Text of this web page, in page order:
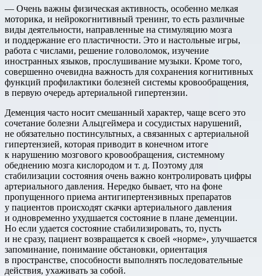
— Очень важны физическая активность, особенно мелкая
моторика, и нейрокогнитивный тренинг, то есть различные
виды деятельности, направленные на стимуляцию мозга
и поддержание его пластичности. Это и настольные игры,
работа с числами, решение головоломок, изучение
иностранных языков, прослушивание музыки. Кроме того,
совершенно очевидна важность для сохранения когнитивных
функций профилактики болезней системы кровообращения,
в первую очередь артериальной гипертензии.
Деменция часто носит смешанный характер, чаще всего это
сочетание болезни Альцгеймера и сосудистых нарушений,
не обязательно постинсультных, а связанных с артериальной
гипертензией, которая приводит в конечном итоге
к нарушению мозгового кровообращения, системному
обеднению мозга кислородом и т. д. Поэтому для
стабилизации состояния очень важно контролировать цифры
артериального давления. Нередко бывает, что на фоне
пропущенного приема антигипертензивных препаратов
у пациентов происходят скачки артериального давления
и одновременно ухудшается состояние в плане деменции.
Но если удается состояние стабилизировать, то, пусть
и не сразу, пациент возвращается к своей «норме», улучшается
запоминание, понимание обстановки, ориентация
в пространстве, способности выполнять последовательные
действия, ухаживать за собой.